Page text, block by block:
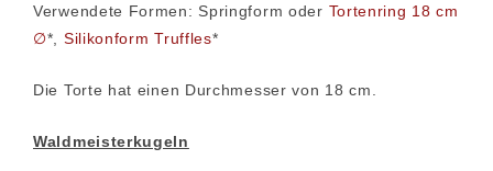
Verwendete Formen: Springform oder Tortenring 18 cm
∅*, Silikonform Truffles*
Die Torte hat einen Durchmesser von 18 cm.
Waldmeisterkugeln